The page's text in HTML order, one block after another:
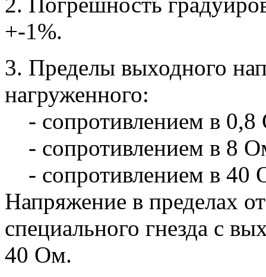
+-1%.
3. Пределы выходного
нагруженного:
- сопротивлением в
- сопротивлением в 8
- сопротивлением в 40
Напряжение в пределах
специального гнезда с
40 Ом.